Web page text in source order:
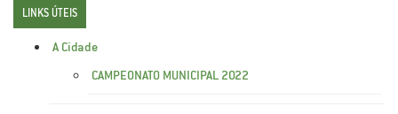
LINKS ÚTEIS
A Cidade
CAMPEONATO MUNICIPAL 2022